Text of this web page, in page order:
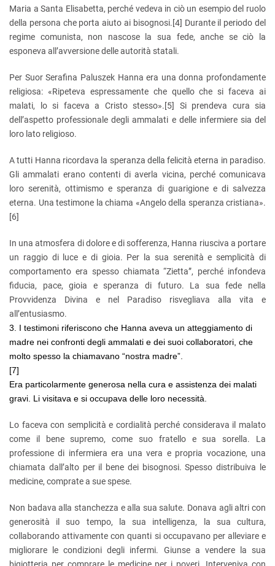
Maria a Santa Elisabetta, perché vedeva in ciò un esempio del ruolo
della persona che porta aiuto ai bisognosi.[4] Durante il periodo del
regime comunista, non nascose la sua fede, anche se ciò la
esponeva all’avversione delle autorità statali.
Per Suor Serafina Paluszek Hanna era una donna profondamente
religiosa: «Ripeteva espressamente che quello che si faceva ai
malati, lo si faceva a Cristo stesso».[5]
Si prendeva cura sia
dell’aspetto professionale degli ammalati e delle infermiere sia del
loro lato religioso.
A tutti Hanna ricordava la speranza della felicità eterna in paradiso.
Gli ammalati erano contenti di averla vicina, perché comunicava
loro serenità, ottimismo e speranza di guarigione e di salvezza
eterna. Una testimone la chiama «Angelo della speranza cristiana».
[6]
In una atmosfera di dolore e di sofferenza, Hanna riusciva a portare
un raggio di luce e di gioia. Per la sua serenità e semplicità di
comportamento era spesso chiamata “Zietta”, perché infondeva
fiducia, pace, gioia e speranza di futuro. La sua fede nella
Provvidenza Divina e nel Paradiso risvegliava alla vita e
all’entusiasmo.
3. I testimoni riferiscono che Hanna aveva un atteggiamento di
madre nei confronti degli ammalati e dei suoi collaboratori, che
molto spesso la chiamavano “nostra madre”.
[7]
Era particolarmente generosa nella cura e assistenza dei malati
gravi. Li visitava e si occupava delle loro necessità.
Lo faceva con semplicità e cordialità perché considerava il malato
come il bene supremo, come suo fratello e sua sorella. La
professione di infermiera era una vera e propria vocazione, una
chiamata dall’alto per il bene dei bisognosi. Spesso distribuiva le
medicine, comprate a sue spese.
Non badava alla stanchezza e alla sua salute. Donava agli altri con
generosità il suo tempo, la sua intelligenza, la sua cultura,
collaborando attivamente con quanti si occupavano per alleviare e
migliorare le condizioni degli infermi. Giunse a vendere la sua